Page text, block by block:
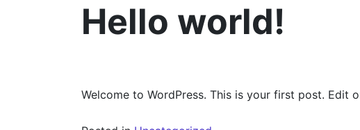
Hello world!
Welcome to WordPress. This is your first post. Edit